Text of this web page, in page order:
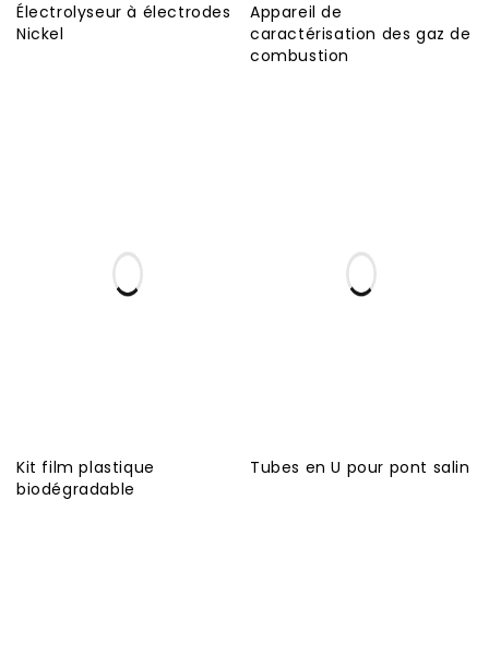
Électrolyseur à électrodes
Nickel
Appareil de
caractérisation des gaz de
combustion
Kit film plastique
biodégradable
Tubes en U pour pont salin